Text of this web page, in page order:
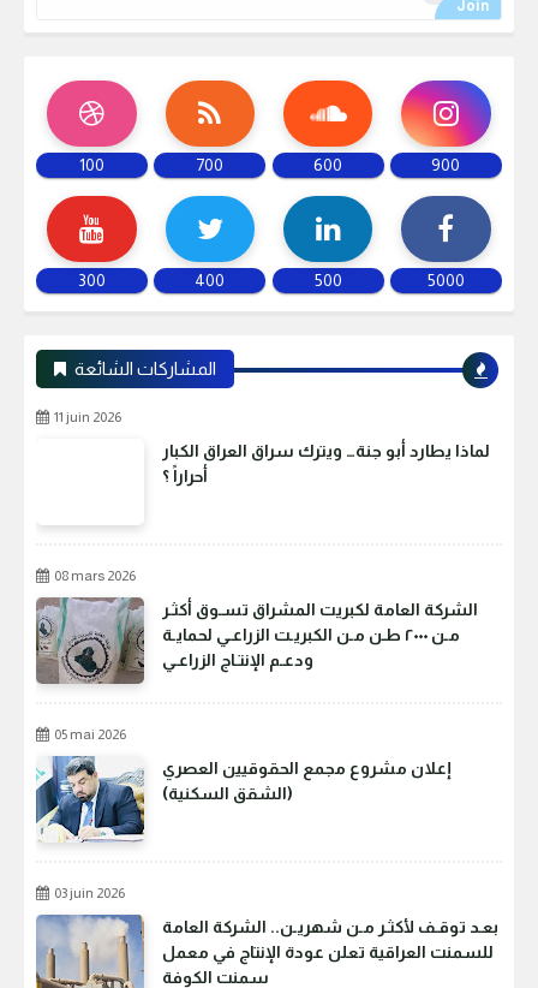
100 700 600 900
300 400 500 5000
المشاركات الشائعة
11 juin 2026
لماذا يطارد أبو جنة… ويترك سراق العراق الكبار
أحراراً ؟
08 mars 2026
الشركة العامة لكبريت المشراق تسـوق أكثـر
مـن ٢٠٠٠ طـن مـن الكبريـت الزراعـي لحمايـة
ودعـم الإنتـاج الزراعـي
05 mai 2026
إعلان مشروع مجمع الحقوقيين العصري
(الشقق السكنية)
03 juin 2026
بعـد توقـف لأكثـر مـن شهريـن.. الشركة العامة
للسمنت العراقية تعلن عودة الإنتاج في معمل
سمنت الكوفة